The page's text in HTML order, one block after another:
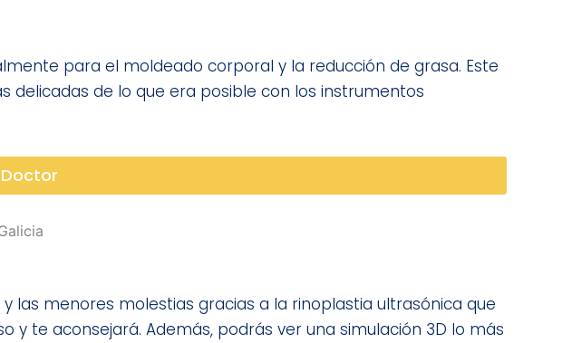
para el moldeado corporal y la reducción de grasa. Este
de lo que era posible con los instrumentos
las menores molestias gracias a la rinoplastia ultrasónica que
y te aconsejará. Además, podrás ver una simulación 3D lo más